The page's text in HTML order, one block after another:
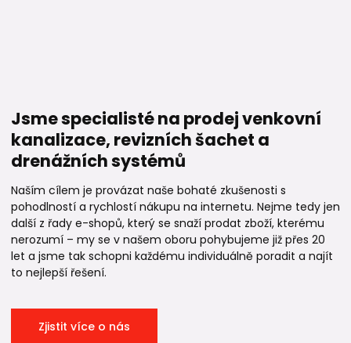
Jsme specialisté na prodej venkovní
kanalizace, revizních šachet a
drenážních systémů
Naším cílem je provázat naše bohaté zkušenosti s
pohodlností a rychlostí nákupu na internetu. Nejme tedy jen
další z řady e-shopů, který se snaží prodat zboží, kterému
nerozumí – my se v našem oboru pohybujeme již přes 20
let a jsme tak schopni každému individuálně poradit a najít
to nejlepší řešení.
Zjistit více o nás